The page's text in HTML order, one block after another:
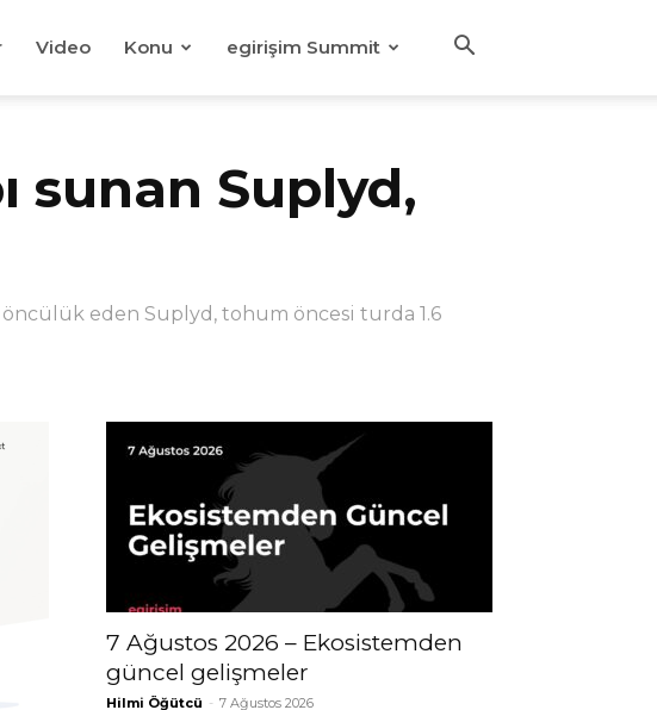
Video Konu egirişim Summit
sunan Suplyd,
eden Suplyd, tohum öncesi turda 1.6
7 Ağustos 2026 – Ekosistemden
güncel gelişmeler
Hilmi Öğütcü - 7 Ağustos 2026